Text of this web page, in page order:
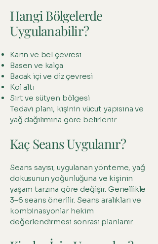
Hangi Bölgelerde
Uygulanabilir?
Karın ve bel çevresi
Basen ve kalça
Bacak içi ve diz çevresi
Kol altı
Sırt ve sütyen bölgesi
Tedavi planı, kişinin vücut yapısına ve
yağ dağılımına göre belirlenir.
Kaç Seans Uygulanır?
Seans sayısı; uygulanan yönteme, yağ
dokusunun yoğunluğuna ve kişinin
yaşam tarzına göre değişir. Genellikle
3–6 seans önerilir. Seans aralıkları ve
kombinasyonlar hekim
değerlendirmesi sonrası planlanır.